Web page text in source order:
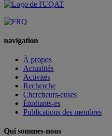
navigation
À propos
Actualités
Activités
Recherche
Chercheurs-euses
Étudiants-es
Publications des membres
Qui sommes-nous